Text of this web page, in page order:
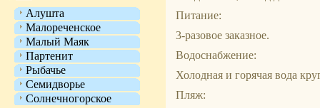
Алушта
Малореченское
Малый Маяк
Партенит
Рыбачье
Семидворье
Солнечногорское
Питание:
3-разовое заказное.
Водоснабжение:
Холодная и горячая вода
Пляж: